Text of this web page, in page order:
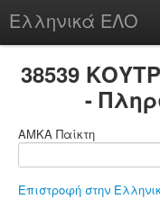
Ελληνικά ΕΛΟ
chesstu.be @ discord
38539
-
ΑΜΚΑ Παίκτη
Επιστροφή στην